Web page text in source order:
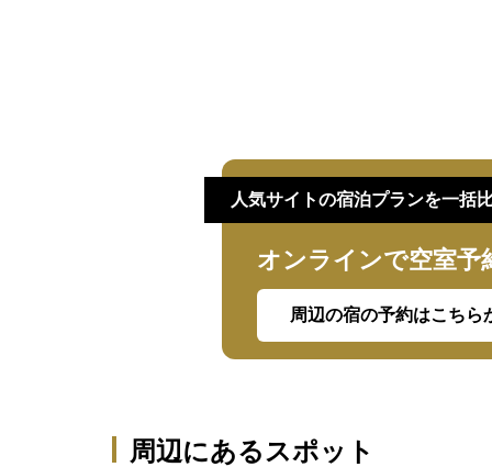
人気サイトの宿泊プランを一括
オンラインで空室予
周辺の宿の予約はこちら
周辺にあるスポット